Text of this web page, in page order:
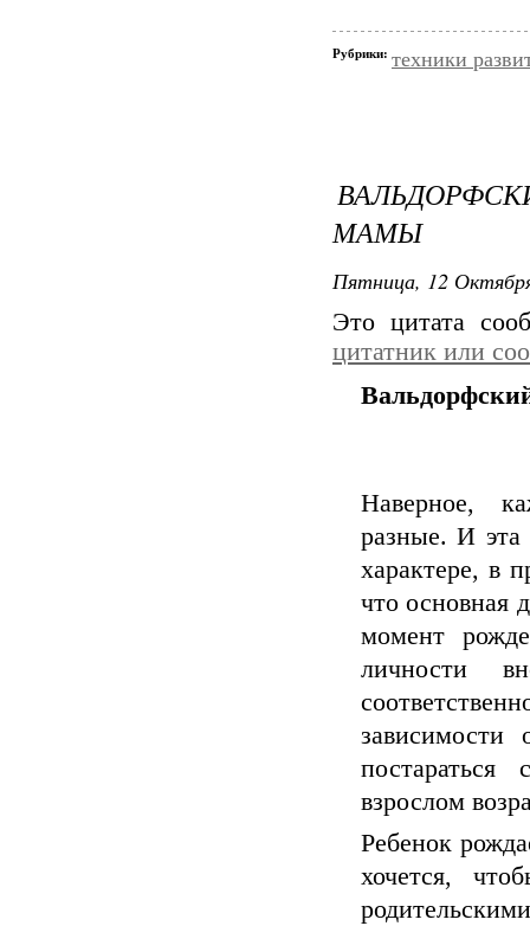
Рубрики: техники
МАМЫ
Пятница, 12
Это цитата
цитатник или
Наверное,
разные. И эта
характере, в
что основная
момент
личности
зависимости
взрослом
Ребенок
хочется,